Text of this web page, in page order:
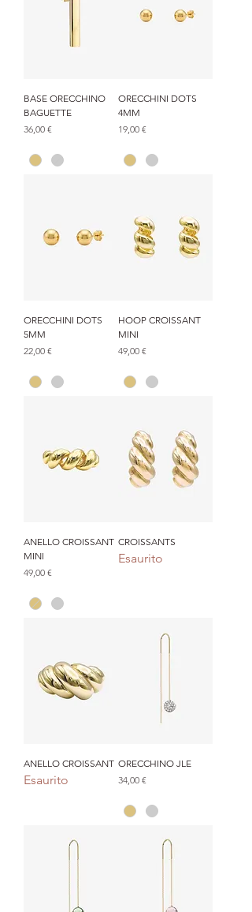
BASE ORECCHINO
BAGUETTE
Prezzo
36,00 €
ORECCHINI DOTS
4MM
Prezzo
19,00 €
ORECCHINI DOTS
5MM
Prezzo
22,00 €
HOOP CROISSANT
MINI
Prezzo
49,00 €
ANELLO CROISSANT
MINI
Prezzo
49,00 €
CROISSANTS
Esaurito
ANELLO CROISSANT
Esaurito
ORECCHINO JLE
Prezzo
34,00 €